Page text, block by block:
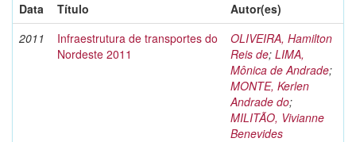
Data
Título
Autor(es)
2011
Infraestrutura de transportes do
Nordeste 2011
OLIVEIRA, Hamilton
Reis de; LIMA,
Mônica de Andrade;
MONTE, Kerlen
Andrade do;
MILITÃO, Vivianne
Benevides